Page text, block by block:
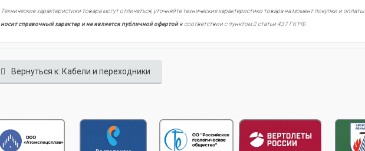
Технические характеристики товара могут отличаться, уточняйте технические характеристики товара на момент покупки и оплаты.
носит справочный характер и не является публичной офертойв соответствии с пунктом 2 статьи 437 ГК РФ.
Вернуться к: Кабели и переходники